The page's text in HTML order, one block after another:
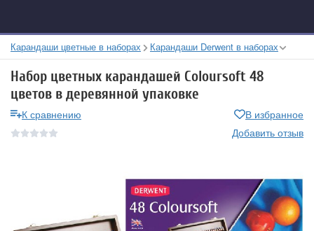
Карандаши цветные в наборах Карандаши Derwent в наборах
Набор цветных карандашей Coloursoft 48
цветов в деревянной упаковке
К сравнению
В избранное
Добавить отзыв